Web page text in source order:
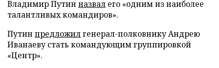
Владимир Путин назвал его «одним из наиболее
талантливых командиров».
Путин предложилгенерал-полковнику Андрею
Иванаеву стать командующим группировкой
«Центр».